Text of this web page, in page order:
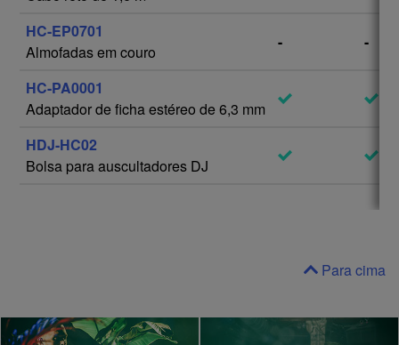
HC-EP0701
Almofadas em couro
- -
HC-PA0001
Adaptador de ficha estéreo de 6,3 mm
HDJ-HC02
Bolsa para auscultadores DJ
Para cima